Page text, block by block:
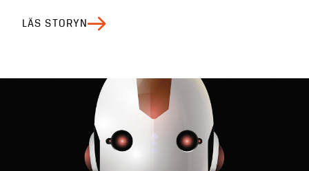
LÄS STORYN